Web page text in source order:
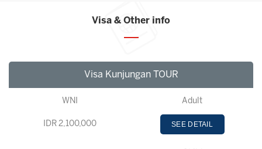
Visa & Other info
Visa Kunjungan TOUR
WNI Adult
IDR 2,100,000 SEE DETAIL